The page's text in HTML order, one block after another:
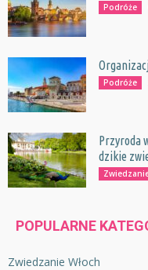
Podróże
Podróże
Przyroda
dzikie
POPULARNE
Zwiedzanie Włoch